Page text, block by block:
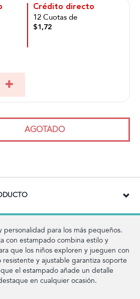
Crédito directo
12 Cuotas de
$1,72
AGOTADO
para los más pequeños.
con estampado combina estilo y
que los niños exploren y jueguen con
y ajustable garantiza soporte
el estampado añade un detalle
en cualquier ocasión.